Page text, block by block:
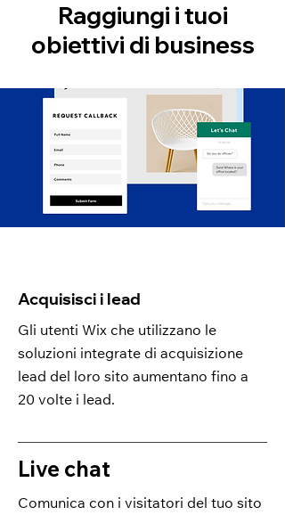
Raggiungi i tuoi
obiettivi di business
Acquisisci i lead
Gli utenti Wix che utilizzano le
soluzioni integrate di acquisizione
lead del loro sito aumentano fino a
20 volte i lead.
Live chat
Comunica con i visitatori del tuo sito